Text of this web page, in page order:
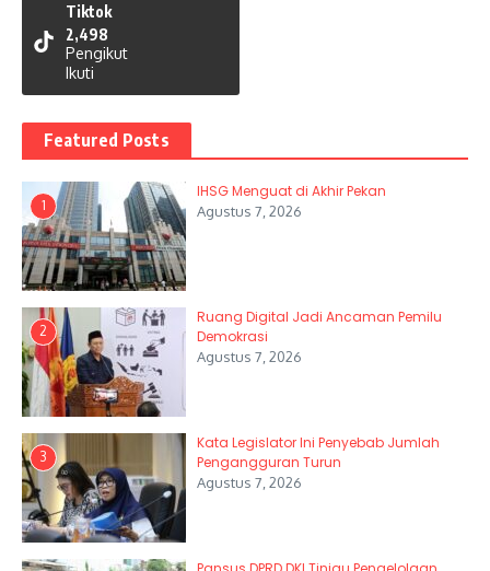
Tiktok
2,498
Pengikut
Ikuti
Featured Posts
1
IHSG Menguat di Akhir Pekan
Agustus 7, 2026
2
Ruang Digital Jadi Ancaman Pemilu
Demokrasi
Agustus 7, 2026
3
Kata Legislator Ini Penyebab Jumlah
Pengangguran Turun
Agustus 7, 2026